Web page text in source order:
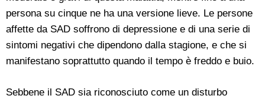
persona su cinque ne ha una versione lieve. Le persone
affette da SAD soffrono di depressione e di una serie di
sintomi negativi che dipendono dalla stagione, e che si
manifestano soprattutto quando il tempo è freddo e buio.
Sebbene il SAD sia riconosciuto come un disturbo